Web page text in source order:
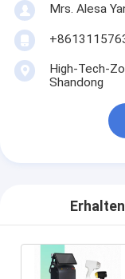
Mrs. Alesa
High-Tech-
Shandong